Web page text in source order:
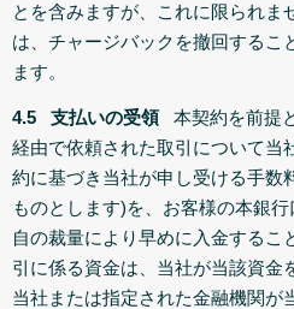
とを含みますが、これに限られま
は、チャージバックを撤回するこ
ます。
4.5 支払いの受領 本契約を前提
経由で依頼された取引について当
約に基づき当社が申し受ける手数
ものとします)を、お客様の本銀
自の裁量により早めに入金するこ
引に係る資金は、当社が当該資金
当社または指定された金融機関が